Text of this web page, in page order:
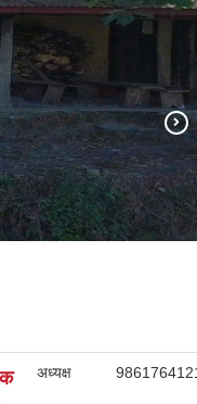
अध्यक्ष